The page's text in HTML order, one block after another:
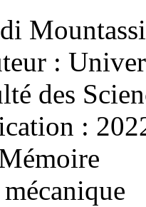
:
des
: